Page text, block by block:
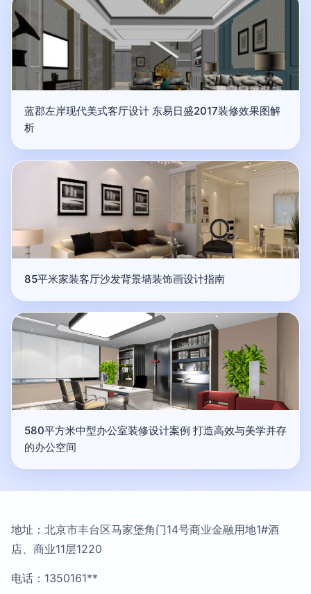
蓝郡左岸现代美式客厅设计 东易日盛2017装修效果图解
析
85平米家装客厅沙发背景墙装饰画设计指南
580平方米中型办公室装修设计案例 打造高效与美学并存
的办公空间
地址：北京市丰台区马家堡角门14号商业金融用地1#酒
店、商业11层1220
电话：1350161**